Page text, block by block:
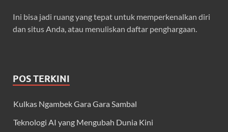
Ini bisa jadi ruang yang tepat untuk memperkenalkan diri
dan situs Anda, atau menuliskan daftar penghargaan.
POS TERKINI
Kulkas Ngambek Gara Gara Sambal
Teknologi AI yang Mengubah Dunia Kini